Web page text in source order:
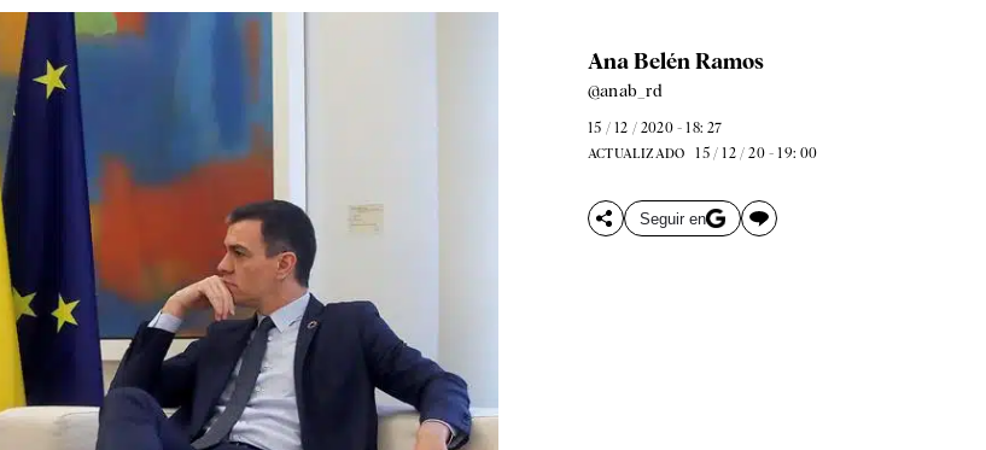
Ana Belén Ramos
@anab_rd
15 / 12 / 2020 - 18: 27
ACTUALIZADO 15 / 12 / 20 - 19: 00
Seguir en